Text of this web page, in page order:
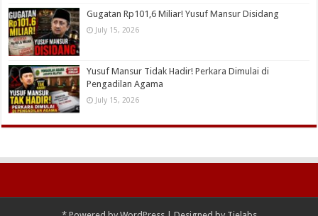
Gugatan Rp101,6 Miliar! Yusuf Mansur Disidang
July 15, 2026
Yusuf Mansur Tidak Hadir! Perkara Dimulai di
Pengadilan Agama
July 15, 2026